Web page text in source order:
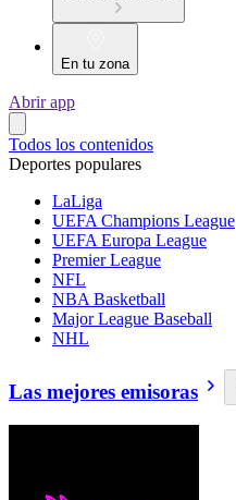
En tu zona
Abrir app
Todos los contenidos
Deportes populares
LaLiga
UEFA Champions League
UEFA Europa League
Premier League
NFL
NBA Basketball
Major League Baseball
NHL
Las mejores emisoras